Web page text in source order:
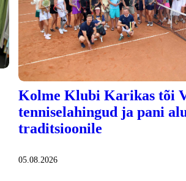
Kolme Klubi Karikas tõi
tenniselahingud ja pani
traditsioonile
05.08.2026